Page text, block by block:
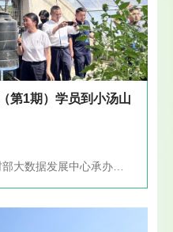
第1期）学员到小汤山